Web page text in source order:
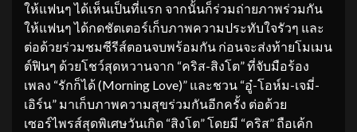
ให้แฟนๆ ได้เห็นเป็นที่แรก จากนั้นก็ร่วมถ่ายภาพร่วมกัน
ให้แฟนๆ ได้กดชัตเตอร์เก็บภาพความประทับใจรัวๆ และ
ต่อด้วยร่วมชมซีรีส์ตอนจบพร้อมกัน ก่อนจะส่งท้ายโมเมน
ต์ฟินๆ ด้วยโชว์สุดหวานจาก “คริส-สิงโต” ที่จับมือร้อง
เพลง “รักก็ได้ (Morning Love)” และชวน “อู๋-โอห์ม-เจมี่-
เอิร์น” มาเก็บภาพความสุขร่วมกันอีกครั้ง ต่อด้วย
เซอร์ไพรส์สุดพิเศษวันเกิด “สิงโต” โดยมี “คริส” ถือเค้ก